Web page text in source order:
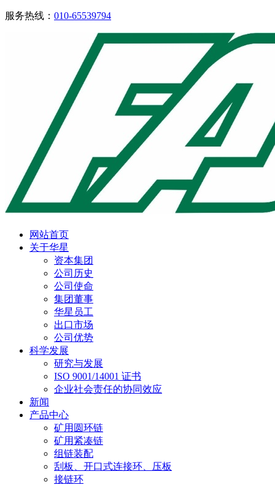
服务热线： 010-65539794
网站首页
关于华星
资本集团
公司历史
公司使命
集团董事
华星员工
出口市场
公司优势
科学发展
研究与发展
ISO 9001/14001 证书
企业社会责任的协同效应
新闻
产品中心
矿用圆环链
矿用紧凑链
组链装配
刮板、开口式连接环、压板
接链环